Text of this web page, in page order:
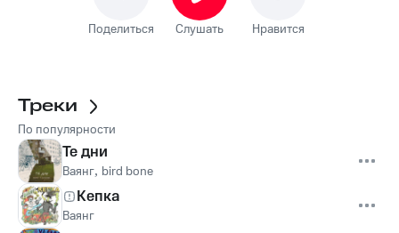
Поделиться Слушать Нравится
Треки
По популярности
Те дни
Ваянг, bird bone
Кепка
Ваянг